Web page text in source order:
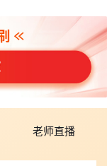
老师直播